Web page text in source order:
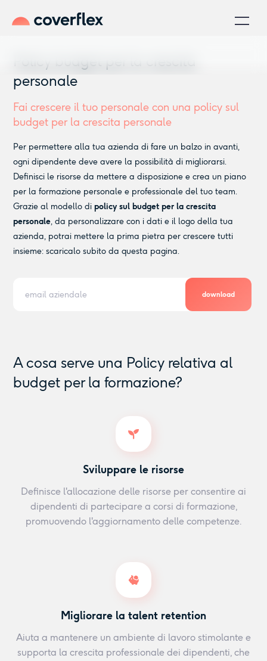
Policy budget per la crescita
personale
Fai crescere il tuo personale con una policy sul
budget per la crescita personale
Per permettere alla tua azienda di fare un balzo in avanti,
ogni dipendente deve avere la possibilità di migliorarsi.
Definisci le risorse da mettere a disposizione e crea un piano
per la formazione personale e professionale del tuo team.
Grazie al modello di policy sul budget per la crescita
personale, da personalizzare con i dati e il logo della tua
azienda, potrai mettere la prima pietra per crescere tutti
insieme: scaricalo subito da questa pagina.
download
A cosa serve una Policy relativa al
budget per la formazione?
Sviluppare le risorse
Definisce l'allocazione delle risorse per consentire ai
dipendenti di partecipare a corsi di formazione,
promuovendo l'aggiornamento delle competenze.
Migliorare la talent retention
Aiuta a mantenere un ambiente di lavoro stimolante e
supporta la crescita professionale dei dipendenti, che